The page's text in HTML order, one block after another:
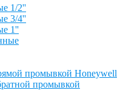
1/2''
3/4''
1''
промывкой Honeywell
промывкой